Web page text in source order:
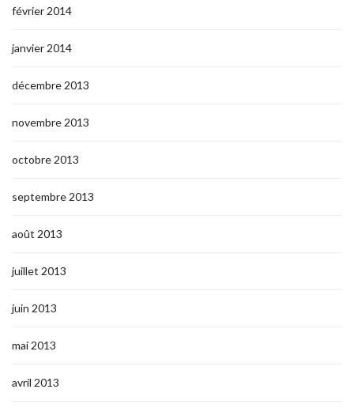
février 2014
janvier 2014
décembre 2013
novembre 2013
octobre 2013
septembre 2013
août 2013
juillet 2013
juin 2013
mai 2013
avril 2013